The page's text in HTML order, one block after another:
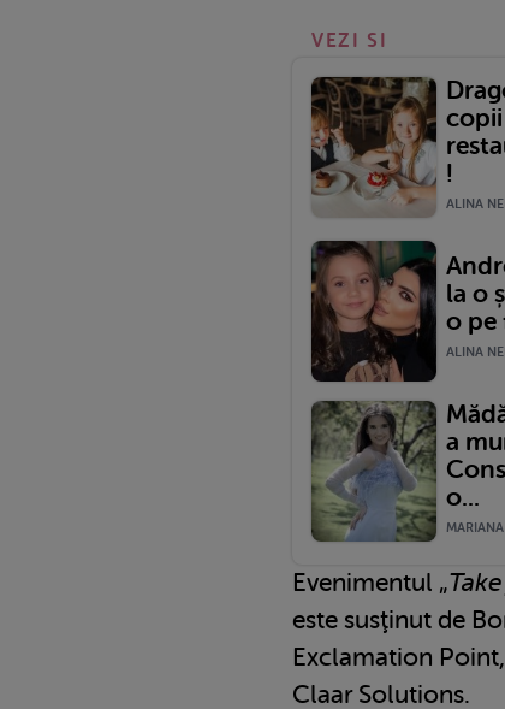
VEZI SI
copii
!
ALINA
la o
o pe
ALINA
a
o...
Evenimentul „
este susţinut de
Exclamation
Claar Solutions.